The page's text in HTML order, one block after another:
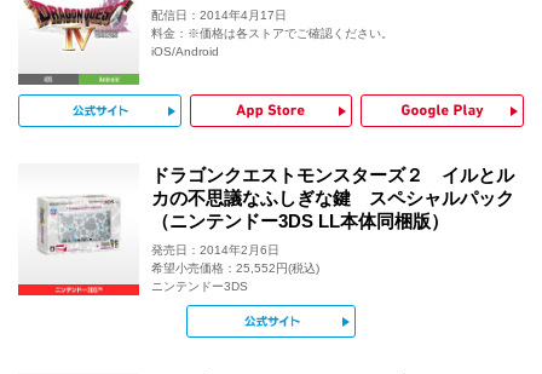
配信日：2014年4月17日
料金：※価格は各ストアでご確認ください。
iOS/Android
公式サイト App Store
ドラゴンクエストモンスターズ２ イルとル
カの不思議なふしぎな鍵 スペシャルパック
（ニンテンドー3DS LL本体同梱版）
発売日：2014年2月6日
希望小売価格：25,552円(税込)
ニンテンドー3DS